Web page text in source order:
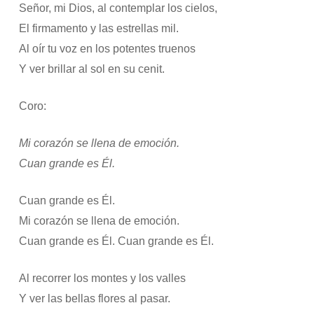
Señor, mi Dios, al contemplar los cielos,
El firmamento y las estrellas mil.
Al oír tu voz en los potentes truenos
Y ver brillar al sol en su cenit.
Coro:
Mi corazón se llena de emoción.
Cuan grande es Él.
Cuan grande es Él.
Mi corazón se llena de emoción.
Cuan grande es Él. Cuan grande es Él.
Al recorrer los montes y los valles
Y ver las bellas flores al pasar.